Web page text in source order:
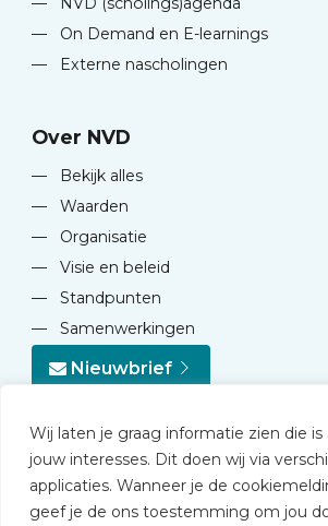
Wij laten je graag informatie zien die
jouw interesses. Dit doen wij via
applicaties. Wanneer je de
geef je de ons toestemming om jou
—
On Demand en E-learnings
—
Externe nascholingen
Over NVD
—
Bekijk alles
—
Waarden
—
Organisatie
—
Visie en beleid
—
Standpunten
—
Samenwerkingen
Nieuwbrief
© 2026 NVD